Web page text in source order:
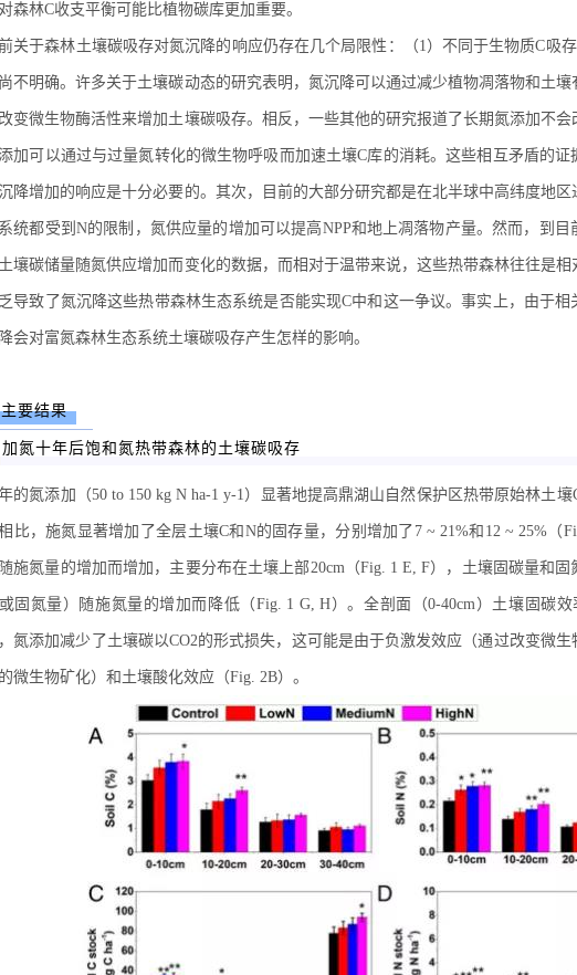
森林C收支平衡可能比植物碳库更加重要。
关于森林土壤碳吸存对氮沉降的响应仍存在几个局限性：（1）不同于生物质C吸
不明确。许多关于土壤碳动态的研究表明，氮沉降可以通过减少植物凋落物和土壤
变微生物酶活性来增加土壤碳吸存。相反，一些其他的研究报道了长期氮添加不
加可以通过与过量氮转化的微生物呼吸而加速土壤C库的消耗。这些相互矛盾的证
降增加的响应是十分必要的。其次，目前的大部分研究都是在北半球中高纬度地区
统都受到N的限制，氮供应量的增加可以提高NPP和地上凋落物产量。然而，到
壤碳储量随氮供应增加而变化的数据，而相对于温带来说，这些热带森林往往是
导致了氮沉降这些热带森林生态系统是否能实现C中和这一争议。事实上，由于
会对富氮森林生态系统土壤碳吸存产生怎样的影响。
主要结果
氮十年后饱和氮热带森林的土壤碳吸存
的氮添加（50 to 150 kg N ha-1 y-1）显著地提高鼎湖山自然保护区热带原始林土
比，施氮显著增加了全层土壤C和N的固存量，分别增加了7 ~ 21%和12 ~ 25%（
施氮量的增加而增加，主要分布在土壤上部20cm（Fig. 1 E, F），土壤固碳量和
固氮量）随施氮量的增加而降低（Fig. 1 G, H）。全剖面（0-40cm）土壤固碳效
氮添加减少了土壤碳以CO2的形式损失，这可能是由于负激发效应（通过改变微
微生物矿化）和土壤酸化效应（Fig. 2B）。